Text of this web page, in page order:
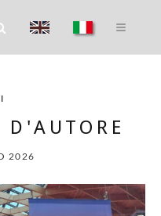
D'AUTORE
2026